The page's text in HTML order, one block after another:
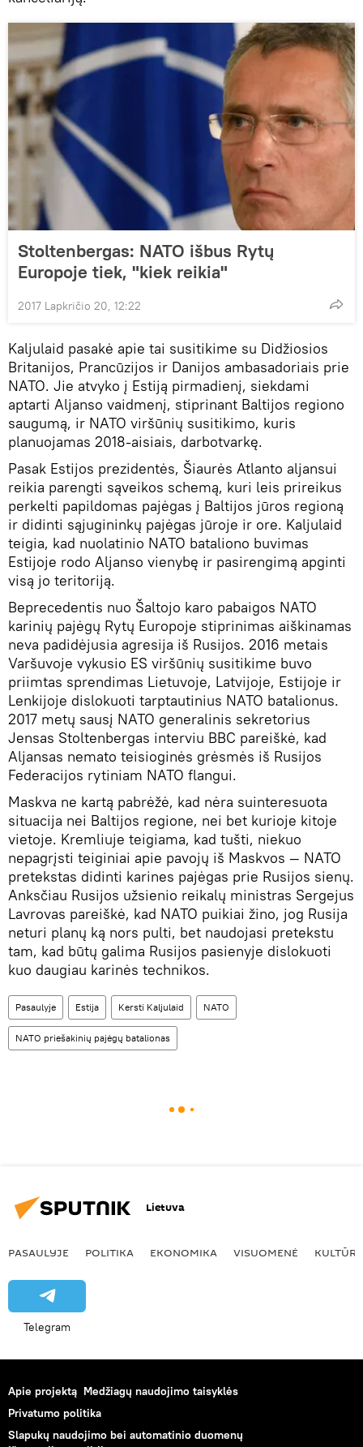
Stoltenbergas: NATO išbus Rytų
Europoje tiek, "kiek reikia"
2017 Lapkričio 20, 12:22
Kaljulaid pasakė apie tai susitikime su Didžiosios
Britanijos, Prancūzijos ir Danijos ambasadoriais prie
NATO. Jie atvyko į Estiją pirmadienį, siekdami
aptarti Aljanso vaidmenį, stiprinant Baltijos regiono
saugumą, ir NATO viršūnių susitikimo, kuris
planuojamas 2018-aisiais, darbotvarkę.
Pasak Estijos prezidentės, Šiaurės Atlanto aljansui
reikia parengti sąveikos schemą, kuri leis prireikus
perkelti papildomas pajėgas į Baltijos jūros regioną
ir didinti sąjugininkų pajėgas jūroje ir ore. Kaljulaid
teigia, kad nuolatinio NATO bataliono buvimas
Estijoje rodo Aljanso vienybę ir pasirengimą apginti
visą jo teritoriją.
Beprecedentis nuo Šaltojo karo pabaigos NATO
karinių pajėgų Rytų Europoje stiprinimas aiškinamas
neva padidėjusia agresija iš Rusijos. 2016 metais
Varšuvoje vykusio ES viršūnių susitikime buvo
priimtas sprendimas Lietuvoje, Latvijoje, Estijoje ir
Lenkijoje dislokuoti tarptautinius NATO batalionus.
2017 metų sausį NATO generalinis sekretorius
Jensas Stoltenbergas interviu BBC pareiškė, kad
Aljansas nemato teisioginės grėsmės iš Rusijos
Federacijos rytiniam NATO flangui.
Maskva ne kartą pabrėžė, kad nėra suinteresuota
situacija nei Baltijos regione, nei bet kurioje kitoje
vietoje. Kremliuje teigiama, kad tušti, niekuo
nepagrįsti teiginiai apie pavojų iš Maskvos — NATO
pretekstas didinti karines pajėgas prie Rusijos sienų.
Anksčiau Rusijos užsienio reikalų ministras Sergejus
Lavrovas pareiškė, kad NATO puikiai žino, jog Rusija
neturi planų ką nors pulti, bet naudojasi pretekstu
tam, kad būtų galima Rusijos pasienyje dislokuoti
kuo daugiau karinės technikos.
Pasaulyje Estija Kersti Kaljulaid NATO
NATO priešakinių pajėgų batalionas
Lietuva
PASAULYJE POLITIKA EKONOMIKA VISUOMENĖ KULTŪRA
Telegram
Apie projektą Medžiagų naudojimo taisyklės
Privatumo politika
Slapukų naudojimo bei automatinio duomenų